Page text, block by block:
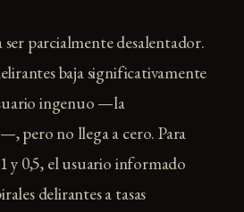
parcialmente desalentador.
baja significativamente
ingenuo —la
pero no llega a cero. Para
y 0,5, el usuario informado
delirantes a tasas